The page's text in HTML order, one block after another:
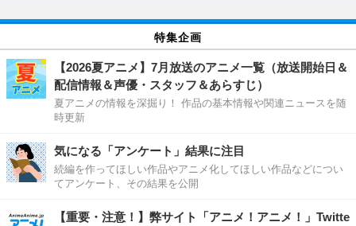
特集企画
【2026夏アニメ】7月放送のアニメ一覧（放送開始日＆
配信情報＆声優・スタッフ＆あらすじ）
夏アニメの情報を深掘り！ 作品の基本情報や関連ニュースを随
時更新
気になる「アンケート」結果に注目
続編を作ってほしい作品やアニメ化してほしい作品などについ
てアンケート、その結果を公開
【重要・注意！】弊サイト「アニメ！アニメ！」Twitte